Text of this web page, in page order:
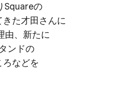
​Squareの​
た​才田さんに​
由、​新たに​
ンドの​
などを​